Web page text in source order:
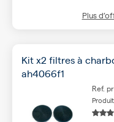
Plus
Kit x2 filtres à
ah4066f1
Ref.
Produit